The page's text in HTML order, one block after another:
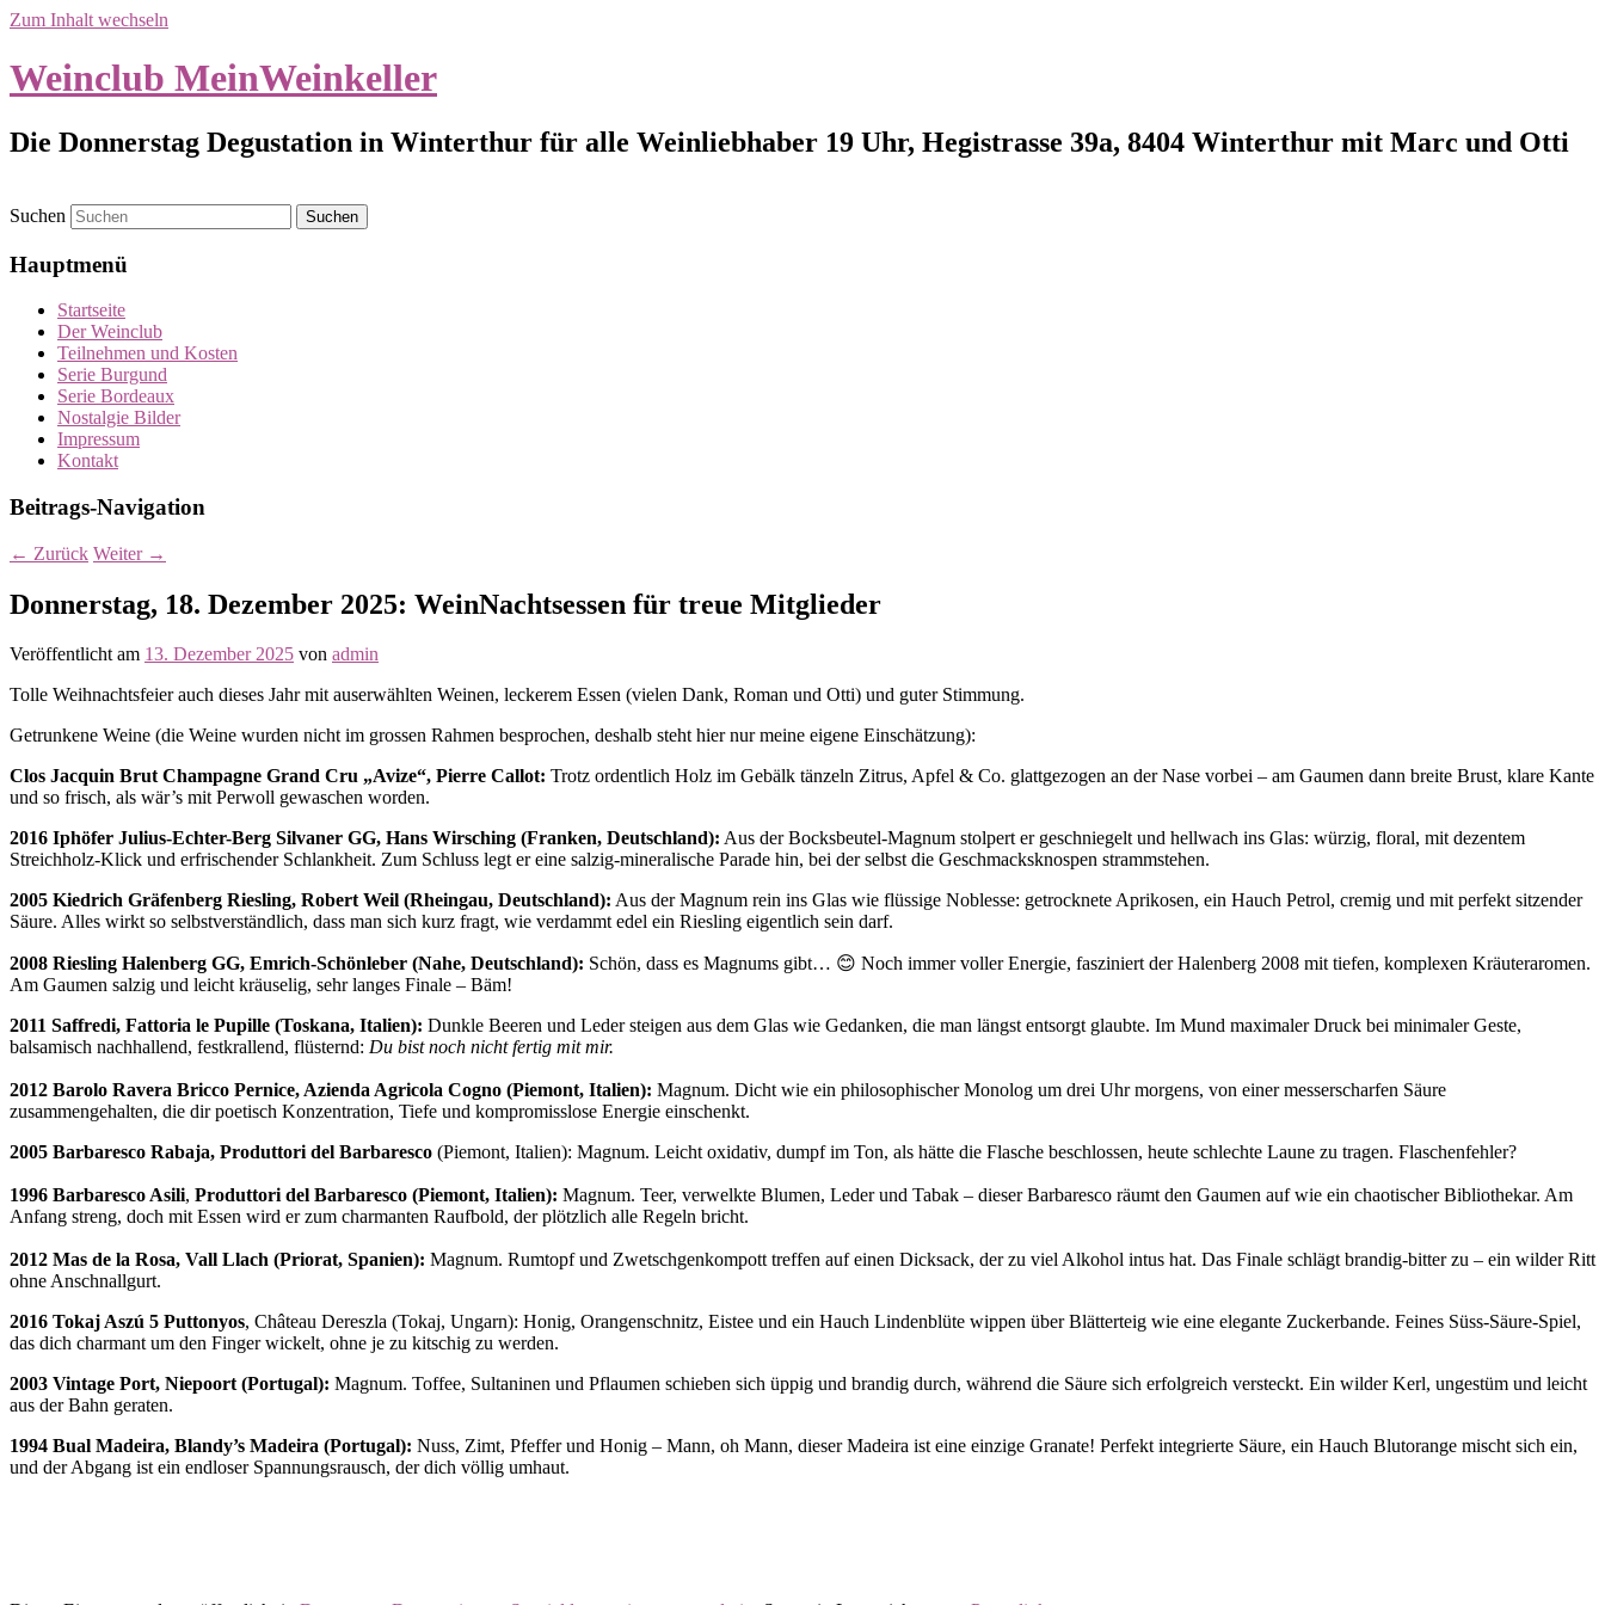
Zum Inhalt wechseln
Weinclub MeinWeinkeller
Die Donnerstag Degustation in Winterthur für alle Weinliebhaber 19 Uhr, Hegistrasse 39a, 8404 Winterthur mit Marc und Otti
Suchen
Hauptmenü
Startseite
Der Weinclub
Teilnehmen und Kosten
Serie Burgund
Serie Bordeaux
Nostalgie Bilder
Impressum
Kontakt
Beitrags-Navigation
← Zurück Weiter →
Donnerstag, 18. Dezember 2025: WeinNachtsessen für treue Mitglieder
Veröffentlicht am 13. Dezember 2025 von admin
Tolle Weihnachtsfeier auch dieses Jahr mit auserwählten Weinen, leckerem Essen (vielen Dank, Roman und Otti) und guter Stimmung.
Getrunkene Weine (die Weine wurden nicht im grossen Rahmen besprochen, deshalb steht hier nur meine eigene Einschätzung):
Clos Jacquin Brut Champagne Grand Cru „Avize“, Pierre Callot: Trotz ordentlich Holz im Gebälk tänzeln Zitrus, Apfel & Co. glattgezogen an der Nase vorbei – am Gaumen dann breite Brust, klare Kante
und so frisch, als wär’s mit Perwoll gewaschen worden.
2016 Iphöfer Julius-Echter-Berg Silvaner GG, Hans Wirsching (Franken, Deutschland): Aus der Bocksbeutel-Magnum stolpert er geschniegelt und hellwach ins Glas: würzig, floral, mit dezentem
Streichholz-Klick und erfrischender Schlankheit. Zum Schluss legt er eine salzig-mineralische Parade hin, bei der selbst die Geschmacksknospen strammstehen.
2005 Kiedrich Gräfenberg Riesling, Robert Weil (Rheingau, Deutschland): Aus der Magnum rein ins Glas wie flüssige Noblesse: getrocknete Aprikosen, ein Hauch Petrol, cremig und mit perfekt sitzender
Säure. Alles wirkt so selbstverständlich, dass man sich kurz fragt, wie verdammt edel ein Riesling eigentlich sein darf.
2008 Riesling Halenberg GG, Emrich-Schönleber (Nahe, Deutschland): Schön, dass es Magnums gibt… 😊 Noch immer voller Energie, fasziniert der Halenberg 2008 mit tiefen, komplexen Kräuteraromen.
Am Gaumen salzig und leicht kräuselig, sehr langes Finale – Bäm!
2011 Saffredi, Fattoria le Pupille (Toskana, Italien): Dunkle Beeren und Leder steigen aus dem Glas wie Gedanken, die man längst entsorgt glaubte. Im Mund maximaler Druck bei minimaler Geste,
balsamisch nachhallend, festkrallend, flüsternd: Du bist noch nicht fertig mit mir.
2012 Barolo Ravera Bricco Pernice, Azienda Agricola Cogno (Piemont, Italien): Magnum. Dicht wie ein philosophischer Monolog um drei Uhr morgens, von einer messerscharfen Säure
zusammengehalten, die dir poetisch Konzentration, Tiefe und kompromisslose Energie einschenkt.
2005 Barbaresco Rabaja, Produttori del Barbaresco (Piemont, Italien): Magnum. Leicht oxidativ, dumpf im Ton, als hätte die Flasche beschlossen, heute schlechte Laune zu tragen. Flaschenfehler?
1996 Barbaresco Asili, Produttori del Barbaresco (Piemont, Italien): Magnum. Teer, verwelkte Blumen, Leder und Tabak – dieser Barbaresco räumt den Gaumen auf wie ein chaotischer Bibliothekar. Am
Anfang streng, doch mit Essen wird er zum charmanten Raufbold, der plötzlich alle Regeln bricht.
2012 Mas de la Rosa, Vall Llach (Priorat, Spanien): Magnum. Rumtopf und Zwetschgenkompott treffen auf einen Dicksack, der zu viel Alkohol intus hat. Das Finale schlägt brandig-bitter zu – ein wilder Ritt
ohne Anschnallgurt.
2016 TokajAszú 5 Puttonyos, Château Dereszla (Tokaj, Ungarn): Honig, Orangenschnitz, Eistee und ein Hauch Lindenblüte wippen über Blätterteig wie eine elegante Zuckerbande. Feines Süss-Säure-Spiel,
das dich charmant um den Finger wickelt, ohne je zu kitschig zu werden.
2003 Vintage Port, Niepoort (Portugal): Magnum. Toffee, Sultaninen und Pflaumen schieben sich üppig und brandig durch, während die Säure sich erfolgreich versteckt. Ein wilder Kerl, ungestüm und leicht
aus der Bahn geraten.
1994 Bual Madeira, Blandy’s Madeira (Portugal): Nuss, Zimt, Pfeffer und Honig – Mann, oh Mann, dieser Madeira ist eine einzige Granate! Perfekt integrierte Säure, ein Hauch Blutorange mischt sich ein,
und der Abgang ist ein endloser Spannungsrausch, der dich völlig umhaut.